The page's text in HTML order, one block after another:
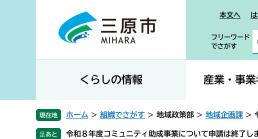
。
て
本文へ
フリーワード
でさがす
くらしの情報 産業・事
現在地 ホーム > 組織でさがす > 地域政策部 > 地域企画課 >
令和８年度コミュニティ助成事業について申請は終了し